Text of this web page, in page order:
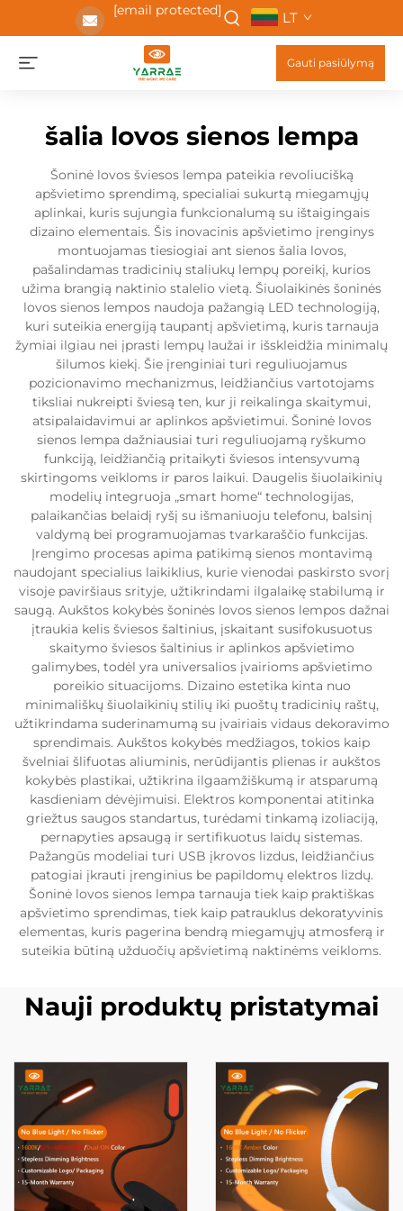
[email protected] LT
Gauti pasiūlymą
šalia lovos sienos lempa
Šoninė lovos šviesos lempa pateikia revoliucišką
apšvietimo sprendimą, specialiai sukurtą miegamųjų
aplinkai, kuris sujungia funkcionalumą su ištaigingais
dizaino elementais. Šis inovacinis apšvietimo įrenginys
montuojamas tiesiogiai ant sienos šalia lovos,
pašalindamas tradicinių staliukų lempų poreikį, kurios
užima brangią naktinio stalelio vietą. Šiuolaikinės šoninės
lovos sienos lempos naudoja pažangią LED technologiją,
kuri suteikia energiją taupantį apšvietimą, kuris tarnauja
žymiai ilgiau nei įprasti lempų laužai ir išskleidžia minimalų
šilumos kiekį. Šie įrenginiai turi reguliuojamus
pozicionavimo mechanizmus, leidžiančius vartotojams
tiksliai nukreipti šviesą ten, kur ji reikalinga skaitymui,
atsipalaidavimui ar aplinkos apšvietimui. Šoninė lovos
sienos lempa dažniausiai turi reguliuojamą ryškumo
funkciją, leidžiančią pritaikyti šviesos intensyvumą
skirtingoms veikloms ir paros laikui. Daugelis šiuolaikinių
modelių integruoja „smart home“ technologijas,
palaikančias belaidį ryšį su išmaniuoju telefonu, balsinį
valdymą bei programuojamas tvarkaraščio funkcijas.
Įrengimo procesas apima patikimą sienos montavimą
naudojant specialius laikiklius, kurie vienodai paskirsto svorį
visoje paviršiaus srityje, užtikrindami ilgalaikę stabilumą ir
saugą. Aukštos kokybės šoninės lovos sienos lempos dažnai
įtraukia kelis šviesos šaltinius, įskaitant susifokusuotus
skaitymo šviesos šaltinius ir aplinkos apšvietimo
galimybes, todėl yra universalios įvairioms apšvietimo
poreikio situacijoms. Dizaino estetika kinta nuo
minimališkų šiuolaikinių stilių iki puoštų tradicinių raštų,
užtikrindama suderinamumą su įvairiais vidaus dekoravimo
sprendimais. Aukštos kokybės medžiagos, tokios kaip
švelniai šlifuotas aliuminis, nerūdijantis plienas ir aukštos
kokybės plastikai, užtikrina ilgaamžiškumą ir atsparumą
kasdieniam dėvėjimuisi. Elektros komponentai atitinka
griežtus saugos standartus, turėdami tinkamą izoliaciją,
pernapyties apsaugą ir sertifikuotus laidų sistemas.
Pažangūs modeliai turi USB įkrovos lizdus, leidžiančius
patogiai įkrauti įrenginius be papildomų elektros lizdų.
Šoninė lovos sienos lempa tarnauja tiek kaip praktiškas
apšvietimo sprendimas, tiek kaip patrauklus dekoratyvinis
elementas, kuris pagerina bendrą miegamųjų atmosferą ir
suteikia būtiną užduočių apšvietimą naktinėms veikloms.
Nauji produktų pristatymai